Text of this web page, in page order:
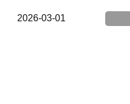
2026-03-01